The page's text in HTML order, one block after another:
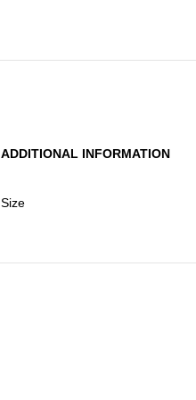
ADDITIONAL INFORMATION
Size